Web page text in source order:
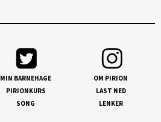
MIN BARNEHAGE
PIRIONKURS
SONG
OM PIRION
LAST NED
LENKER